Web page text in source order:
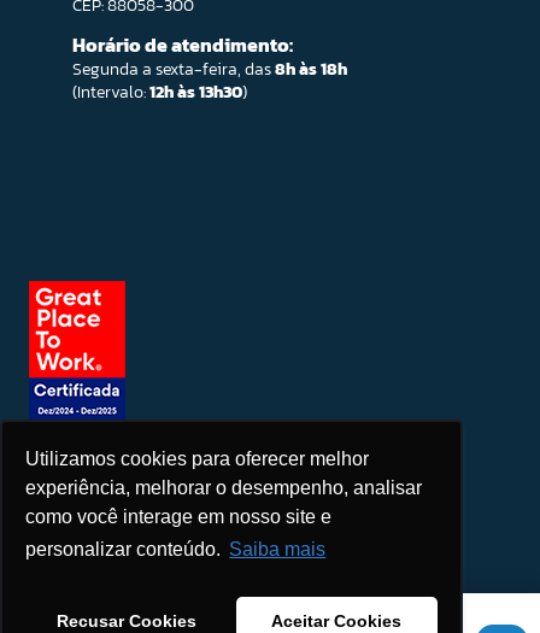
Utilizamos cookies para oferecer melhor
experiência, melhorar o desempenho, analisar
como você interage em nosso site e
personalizar conteúdo. Saiba mais
Recusar Cookies Aceitar Cookies
CEP: 88058-300
Horário de atendimento:
Segunda a sexta-feira, das8h às 18h
(Intervalo:12h às 13h30)
Seja um patrocinador
Este site usa cookies para melhorar sua experiência. Se você